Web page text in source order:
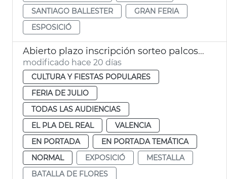
SANTIAGO BALLESTER
GRAN FERIA
ESPOSICIÓ
Abierto plazo inscripción sorteo palcos Batalla de Flores València
modificado hace 20 días
CULTURA Y FIESTAS POPULARES
FERIA DE JULIO
TODAS LAS AUDIENCIAS
EL PLA DEL REAL
VALENCIA
EN PORTADA
EN PORTADA TEMÁTICA
NORMAL
EXPOSICIÓ
MESTALLA
BATALLA DE FLORES